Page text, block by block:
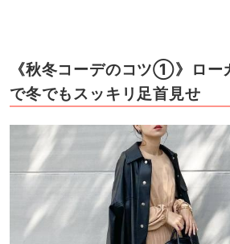
《秋冬コーデのコツ①》ロー
で冬でもスッキリ足首見せ